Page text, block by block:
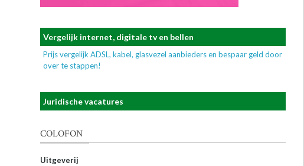
Vergelijk internet, digitale tv en bellen
Prijs vergelijk ADSL, kabel, glasvezel aanbieders en bespaar geld door
over te stappen!
Juridische vacatures
COLOFON
Uitgeverij